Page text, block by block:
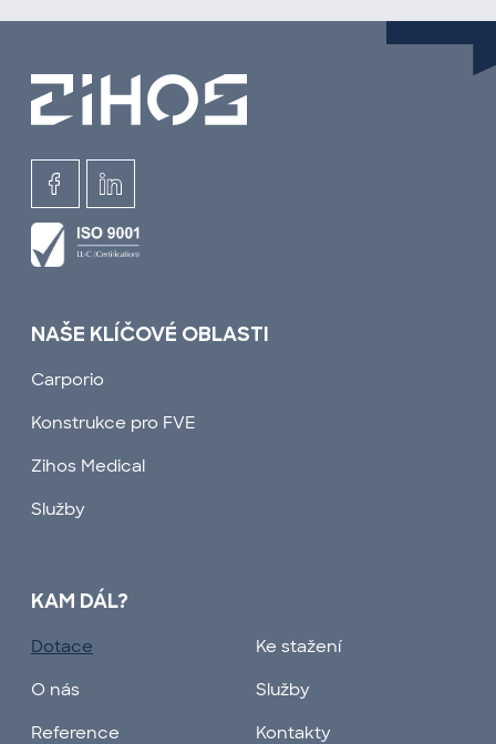
NAŠE KLÍČOVÉ OBLASTI
Carporio
Konstrukce pro FVE
Zihos Medical
Služby
KAM DÁL?
Dotace
O nás
Reference
Ke stažení
Služby
Kontakty